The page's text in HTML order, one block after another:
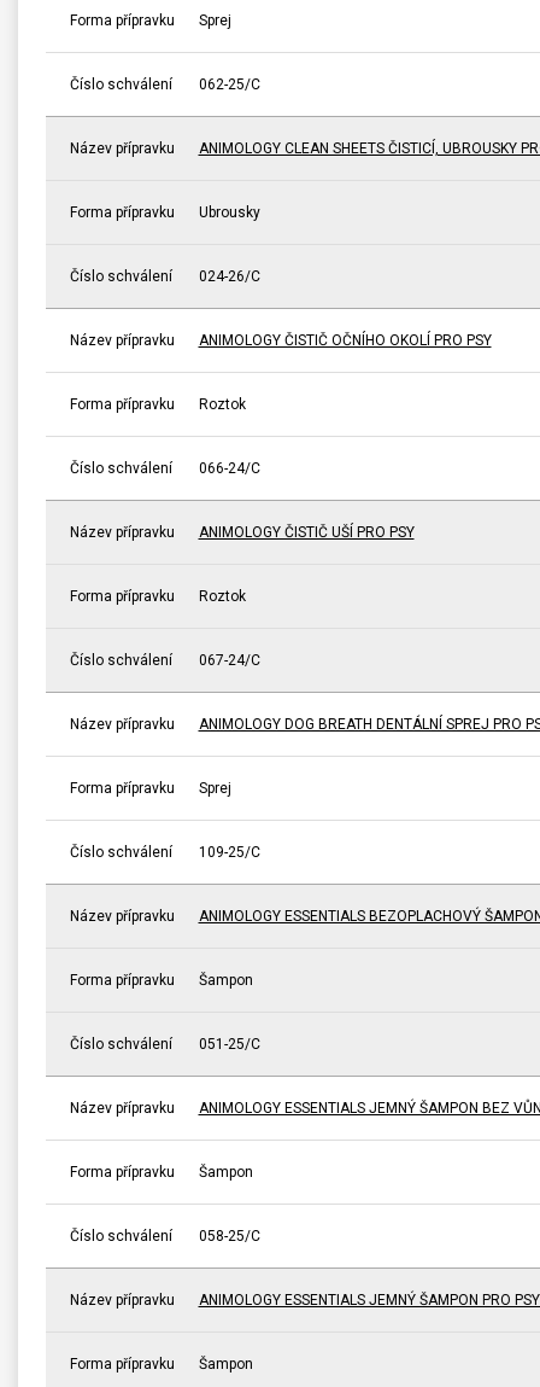
Forma přípravku Sprej
Číslo schválení 062-25/C
Název přípravku ANIMOLOGY CLEAN SHEETS ČISTICÍ, UBROUSKY
Forma přípravku Ubrousky
Číslo schválení 024-26/C
Název přípravku ANIMOLOGY ČISTIČ OČNÍHO OKOLÍ PRO PSY
Forma přípravku Roztok
Číslo schválení 066-24/C
Název přípravku ANIMOLOGY ČISTIČ UŠÍ PRO PSY
Forma přípravku Roztok
Číslo schválení 067-24/C
Název přípravku ANIMOLOGY DOG BREATH DENTÁLNÍ SPREJ PRO
Forma přípravku Sprej
Číslo schválení 109-25/C
Název přípravku ANIMOLOGY ESSENTIALS BEZOPLACHOVÝ
Forma přípravku Šampon
Číslo schválení 051-25/C
Název přípravku ANIMOLOGY ESSENTIALS JEMNÝ ŠAMPON BEZ
Forma přípravku Šampon
Číslo schválení 058-25/C
Název přípravku ANIMOLOGY ESSENTIALS JEMNÝ ŠAMPON PRO
Forma přípravku Šampon